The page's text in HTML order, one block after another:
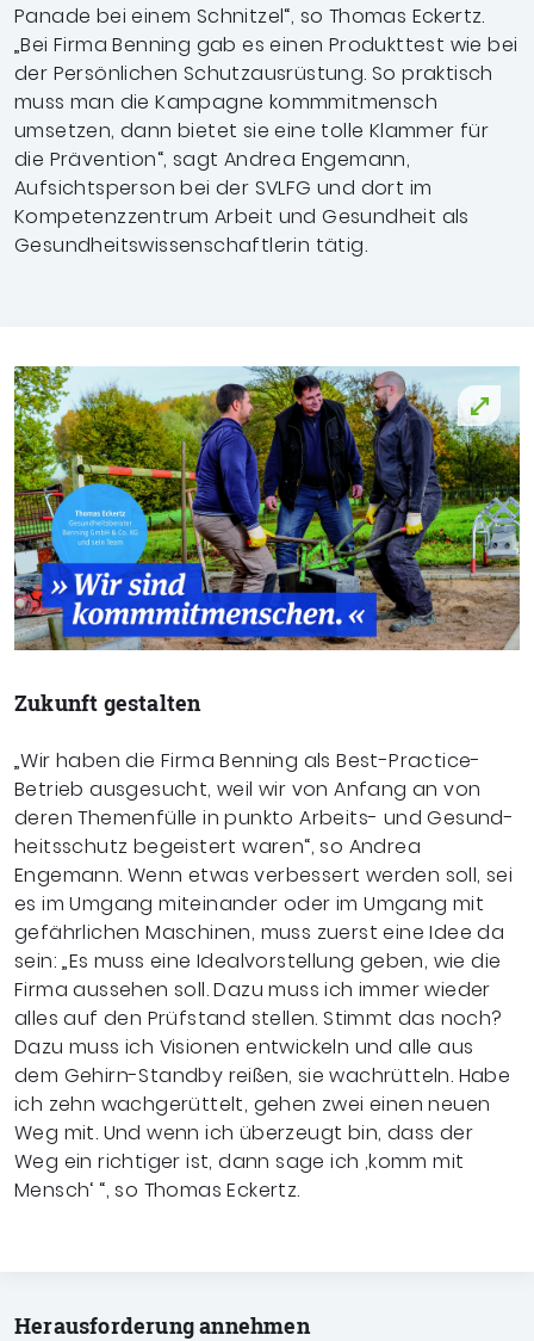
Panade bei einem Schnitzel“, so Thomas Eckertz.
„Bei Firma Benning gab es einen Produkttest wie bei
der Persönlichen Schutzausrüstung. So praktisch
muss man die Kampagne kommmitmensch
umsetzen, dann bietet sie eine tolle Klammer für
die Prävention“, sagt Andrea Engemann,
Aufsichtsperson bei der SVLFG und dort im
Kompetenzzentrum Arbeit und Gesundheit als
Gesundheitswissenschaftlerin tätig.
Zukunft gestalten
„Wir haben die Firma Benning als Best-Practice-
Betrieb ausgesucht, weil wir von Anfang an von
deren Themenfülle in punkto Arbeits- und Gesund-
heitsschutz begeistert waren“, so Andrea
Engemann. Wenn etwas verbessert werden soll, sei
es im Umgang miteinander oder im Umgang mit
gefährlichen Maschinen, muss zuerst eine Idee da
sein: „Es muss eine Idealvorstellung geben, wie die
Firma aussehen soll. Dazu muss ich immer wieder
alles auf den Prüfstand stellen. Stimmt das noch?
Dazu muss ich Visionen entwickeln und alle aus
dem Gehirn-Standby reißen, sie wachrütteln. Habe
ich zehn wachgerüttelt, gehen zwei einen neuen
Weg mit. Und wenn ich überzeugt bin, dass der
Weg ein richtiger ist, dann sage ich ‚komm mit
Mensch‘ “, so Thomas Eckertz.
Herausforderung annehmen